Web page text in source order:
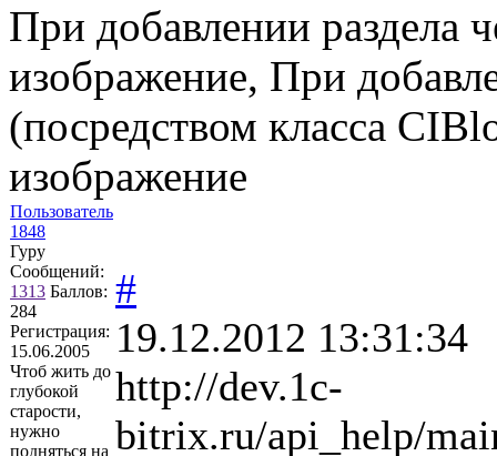
При добавлении раздела
изображение, При
(посредством класса
изображение
Пользователь
1848
Гуру
Сообщений:
1313 Баллов:
284
Регистрация:
15.06.2005
Чтоб жить до
глубокой
старости,
нужно
подняться на
#
19.12.2012 13:31:34
http://dev.1c-
bitrix.ru/api_help/